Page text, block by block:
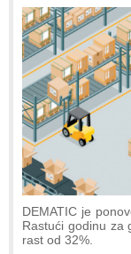
DEMATIC je
Rastući godinu za
rast od 32%.